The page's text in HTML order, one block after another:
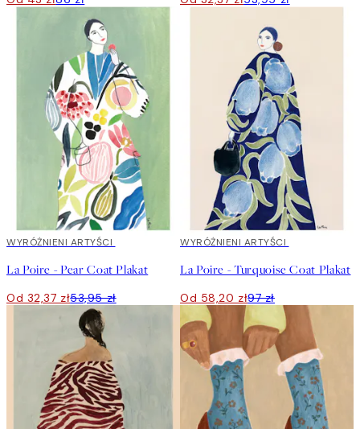
40%*
WYRÓŻNIENI ARTYŚCI
La Poire - Pear Coat Plakat
Od 32,37 zł53,95 zł
40%*
WYRÓŻNIENI ARTYŚCI
La Poire - Turquoise Coat Plakat
Od 58,20 zł97 zł